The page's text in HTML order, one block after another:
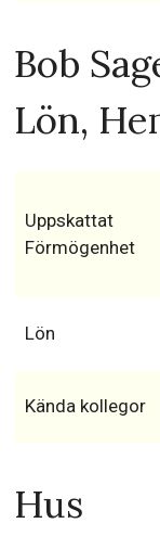
Bob
Lön,
Uppskattat
Förmögenhet
Lön
Kända kollegor
Hus